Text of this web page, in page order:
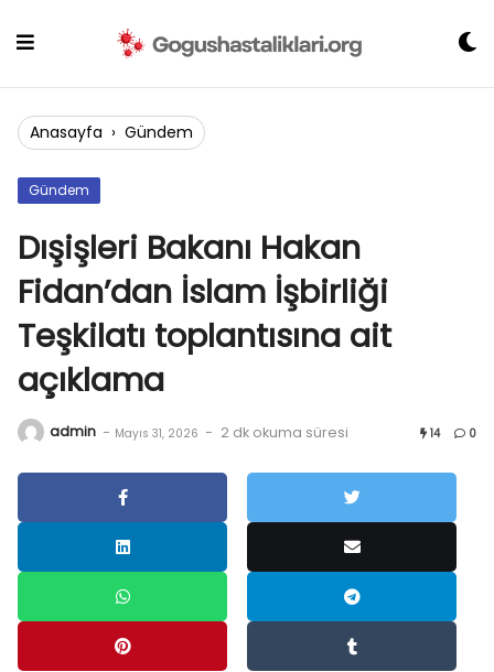
Anasayfa › Gündem
Gündem
Dışişleri Bakanı Hakan
Fidan’dan İslam İşbirliği
Teşkilatı toplantısına ait
açıklama
admin - Mayıs 31, 2026 - 2 dk okuma süresi 14 0